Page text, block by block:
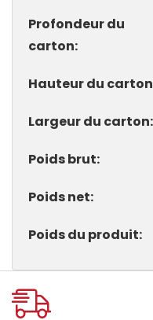
Profondeur du
carton
Hauteur du carton
Largeur du carton
Poids brut
Poids net
Poids du produit
Onglet